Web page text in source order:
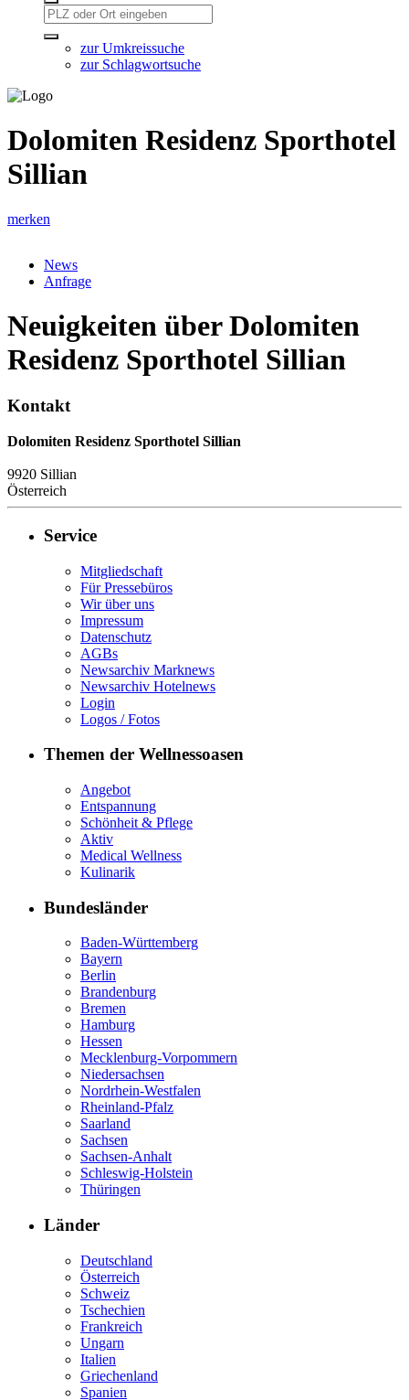
zur Umkreissuche
zur Schlagwortsuche
Dolomiten Residenz Sporthotel
Sillian
merken
News
Anfrage
Neuigkeiten über Dolomiten
Residenz Sporthotel Sillian
Kontakt
Dolomiten Residenz Sporthotel Sillian
9920 Sillian
Österreich
Service
Mitgliedschaft
Für Pressebüros
Wir über uns
Impressum
Datenschutz
AGBs
Newsarchiv Marknews
Newsarchiv Hotelnews
Login
Logos / Fotos
Themen der Wellnessoasen
Angebot
Entspannung
Schönheit & Pflege
Aktiv
Medical Wellness
Kulinarik
Bundesländer
Baden-Württemberg
Bayern
Berlin
Brandenburg
Bremen
Hamburg
Hessen
Mecklenburg-Vorpommern
Niedersachsen
Nordrhein-Westfalen
Rheinland-Pfalz
Saarland
Sachsen
Sachsen-Anhalt
Schleswig-Holstein
Thüringen
Länder
Deutschland
Österreich
Schweiz
Tschechien
Frankreich
Ungarn
Italien
Griechenland
Spanien